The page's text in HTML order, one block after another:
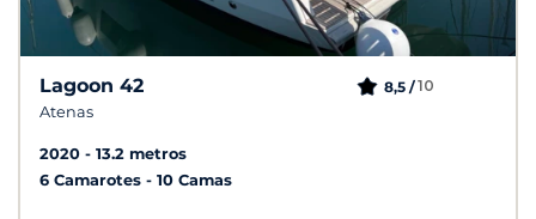
Lagoon 42
Atenas
8,5 /10
2020
13.2 metros
6 Camarotes
10 Camas